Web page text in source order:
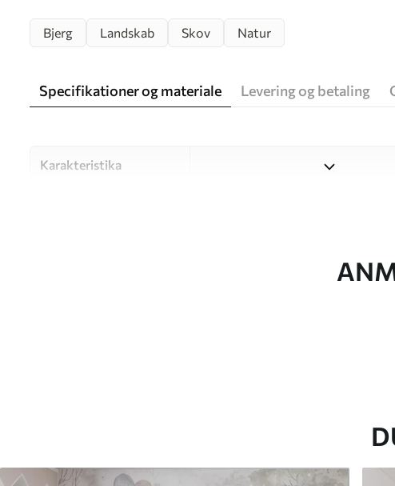
Bjerg Landskab Skov Natur
Specifikationer og materiale Levering og betaling
Karakteristika
Billedet printes i den størrelse,
kan rengøres med vand.